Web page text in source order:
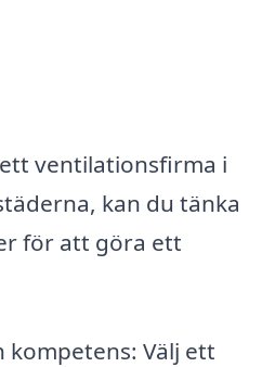
ventilationsfirma i
kan du tänka
för att göra ett
kompetens: Välj ett